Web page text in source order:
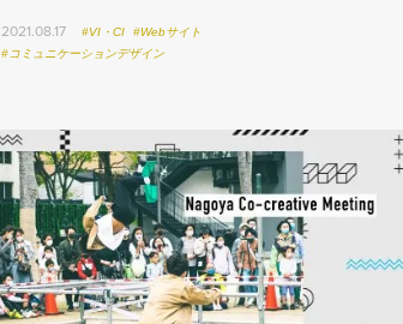
2021.08.17 #VI・CI
#Webサイト
#コミュニケーションデザイン